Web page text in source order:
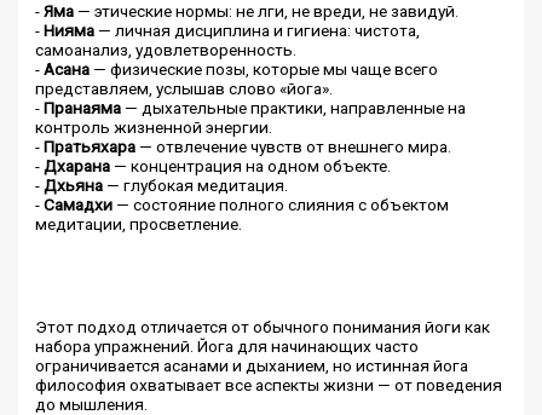
-Яма — этические нормы: не лги, не вреди, не завидуй.
-Нияма — личная дисциплина и гигиена: чистота,
самоанализ, удовлетворенность.
-Асана — физические позы, которые мы чаще всего
представляем, услышав слово «йога».
-Пранаяма — дыхательные практики, направленные на
контроль жизненной энергии.
-Пратьяхара — отвлечение чувств от внешнего мира.
-Дхарана — концентрация на одном объекте.
-Дхьяна — глубокая медитация.
-Самадхи — состояние полного слияния с объектом
медитации, просветление.
Этот подход отличается от обычного понимания йоги как
набора упражнений. Йога для начинающих часто
ограничивается асанами и дыханием, но истинная йога
философия охватывает все аспекты жизни — от поведения
до мышления.